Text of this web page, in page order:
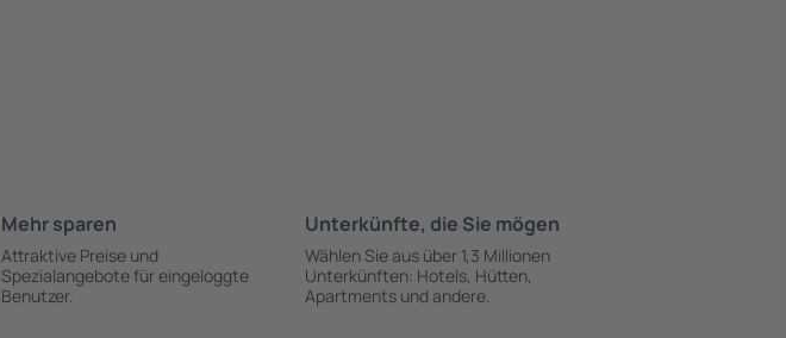
Mehr sparen
Attraktive Preise und
Spezialangebote für eingeloggte
Benutzer.
Unterkünfte, die Sie mögen
Wählen Sie aus über 1,3 Millionen
Unterkünften: Hotels, Hütten,
Apartments und andere.